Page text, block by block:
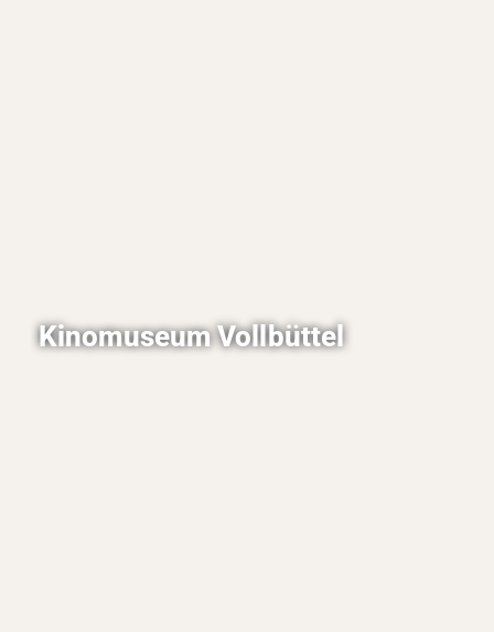
Kinomuseum Vollbüttel